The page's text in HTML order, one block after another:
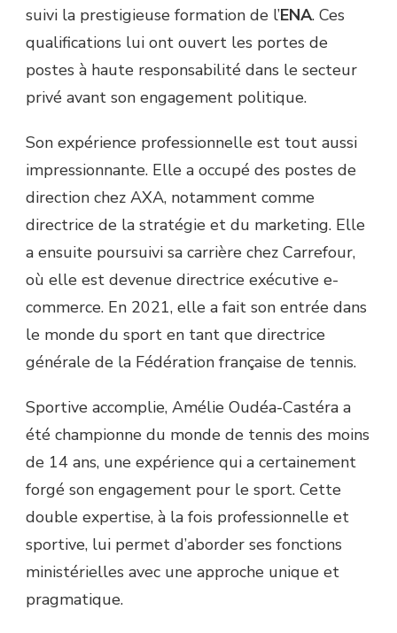
suivi la prestigieuse formation de l’ENA. Ces
qualifications lui ont ouvert les portes de
postes à haute responsabilité dans le secteur
privé avant son engagement politique.
Son expérience professionnelle est tout aussi
impressionnante. Elle a occupé des postes de
direction chez AXA, notamment comme
directrice de la stratégie et du marketing. Elle
a ensuite poursuivi sa carrière chez Carrefour,
où elle est devenue directrice exécutive e-
commerce. En 2021, elle a fait son entrée dans
le monde du sport en tant que directrice
générale de la Fédération française de tennis.
Sportive accomplie, Amélie Oudéa-Castéra a
été championne du monde de tennis des moins
de 14 ans, une expérience qui a certainement
forgé son engagement pour le sport. Cette
double expertise, à la fois professionnelle et
sportive, lui permet d’aborder ses fonctions
ministérielles avec une approche unique et
pragmatique.